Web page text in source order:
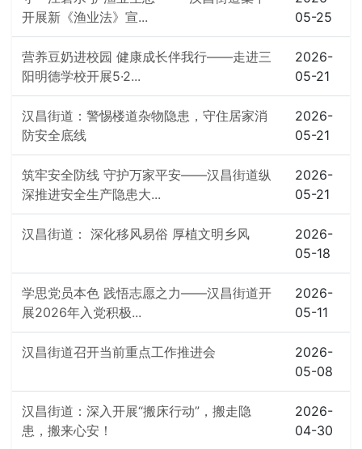
开展新《渔业法》宣...
05-25
营养豆奶进校园 健康成长伴我行——走进三
阳明德学校开展5·2...
2026-
05-21
汉昌街道：警惕楼道杂物隐患，守住居家消
防安全底线
2026-
05-21
筑牢安全防线 守护万家平安——汉昌街道纵
深推进安全生产隐患大...
2026-
05-21
汉昌街道： 深化移风易俗 厚植文明乡风
2026-
05-18
学思党员本色 践悟志愿之力——汉昌街道开
展2026年入党积极...
2026-
05-11
汉昌街道召开当前重点工作推进会
2026-
05-08
汉昌街道：深入开展“搬床行动”，搬走隐
患，搬来心安！
2026-
04-30